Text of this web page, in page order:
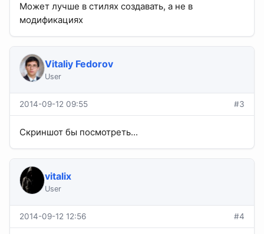
Может лучше в стилях создавать, а не в
модификациях
Vitaliy Fedorov
User
2014-09-12 09:55 #3
Скриншот бы посмотреть...
vitalix
User
2014-09-12 12:56 #4